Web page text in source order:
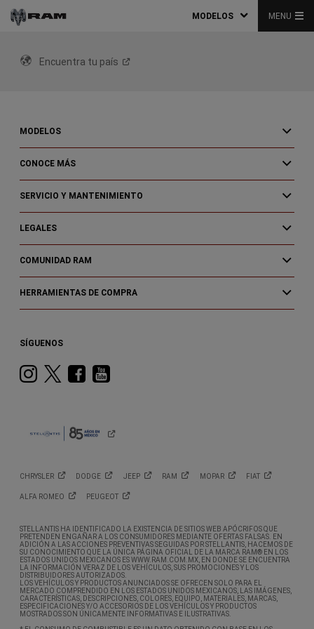
MODELOS MENU
Encuentra tu país
MODELOS
CONOCE MÁS
SERVICIO Y MANTENIMIENTO
LEGALES
COMUNIDAD RAM
HERRAMIENTAS DE COMPRA
SÍGUENOS
Instagram
TwitterFacebook
Youtube
CHRYSLER DODGE JEEP RAM MOPAR FIAT
ALFA ROMEO PEUGEOT
STELLANTIS HA IDENTIFICADO LA EXISTENCIA DE SITIOS WEB APÓCRIFOS QUE
PRETENDEN ENGAÑAR A LOS CONSUMIDORES MEDIANTE OFERTAS FALSAS. EN
ADICIÓN A LAS ACCIONES PREVENTIVAS SEGUIDAS POR STELLANTIS, HACEMOS DE
SU CONOCIMIENTO QUE LA ÚNICA PÁGINA OFICIAL DE LA MARCA RAM® EN LOS
ESTADOS UNIDOS MEXICANOS ES WWW.RAM.COM.MX, EN DONDE SE ENCUENTRA
LA INFORMACIÓN VERAZ DE LOS VEHÍCULOS, SUS PROMOCIONES Y LOS
DISTRIBUIDORES AUTORIZADOS.
LOS VEHÍCULOS Y PRODUCTOS ANUNCIADOS SE OFRECEN SOLO PARA EL
MERCADO COMPRENDIDO EN LOS ESTADOS UNIDOS MEXICANOS, LAS IMÁGENES,
CARACTERÍSTICAS, DESCRIPCIONES, COLORES, EQUIPO, MATERIALES, MARCAS,
ESPECIFICACIONES Y/O ACCESORIOS DE LOS VEHÍCULOS Y PRODUCTOS
MOSTRADOS SON ÚNICAMENTE INFORMATIVAS E ILUSTRATIVAS.